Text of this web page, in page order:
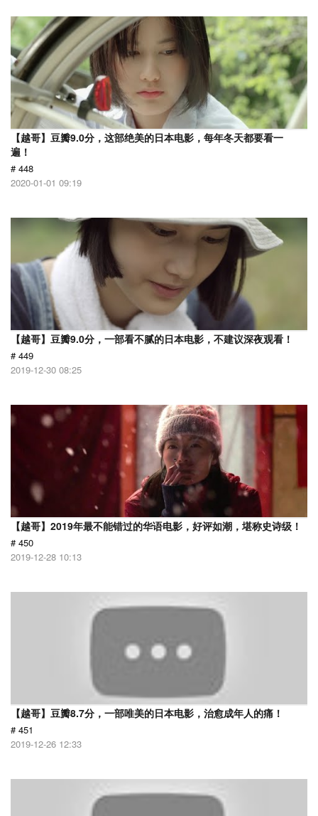
【越哥】豆瓣9.0分，这部绝美的日本电影，每年冬天都要看一
遍！
# 448
2020-01-01 09:19
【越哥】豆瓣9.0分，一部看不腻的日本电影，不建议深夜观看！
# 449
2019-12-30 08:25
【越哥】2019年最不能错过的华语电影，好评如潮，堪称史诗级！
# 450
2019-12-28 10:13
【越哥】豆瓣8.7分，一部唯美的日本电影，治愈成年人的痛！
# 451
2019-12-26 12:33